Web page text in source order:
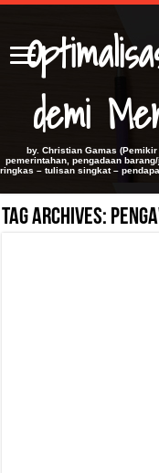
demi
by. Christian Gamas
pemerintahan, pengadaan
ringkas – tulisan singkat –
Tag Archives: